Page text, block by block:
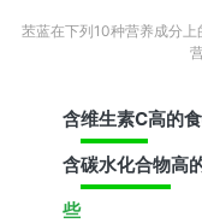
苤蓝在下列10种营养成分
含维生素C高的
含碳水化合物高
些